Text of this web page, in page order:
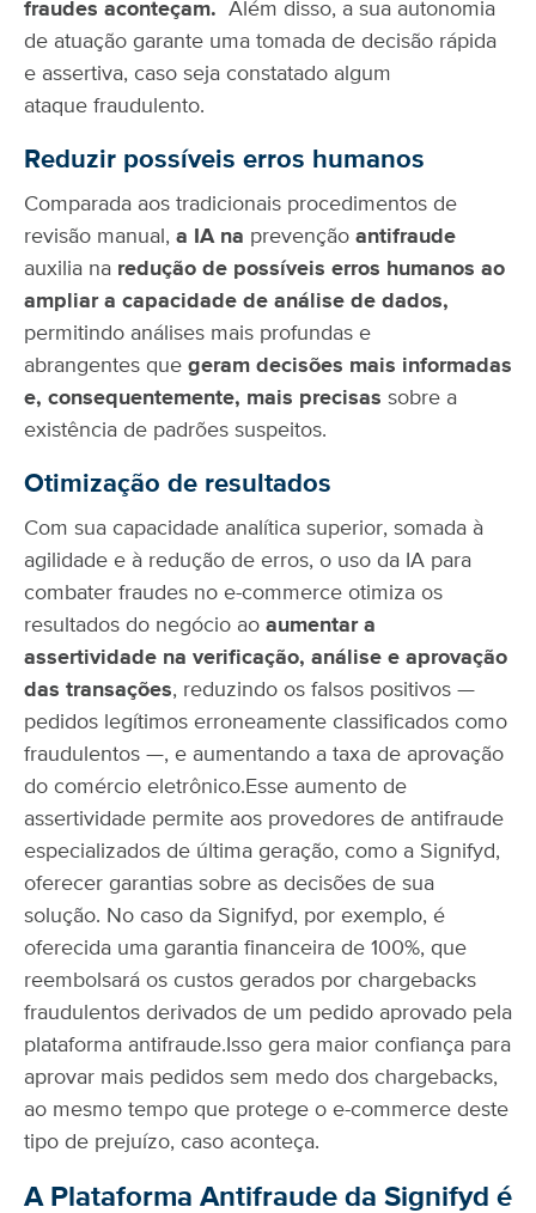
fraudes aconteçam.
Além disso, a sua autonomia
de atuação garante uma tomada de decisão rápida
e assertiva, caso seja constatado algum
ataque fraudulento.
Reduzir possíveis erros humanos
Comparada aos tradicionais procedimentos de
revisão manual, a IA na prevenção antifraude
auxilia na redução de possíveis erros humanos ao
ampliar a capacidade de análise de dados,
permitindo análises mais profundas e
abrangentes que geram decisões mais informadas
e, consequentemente, mais precisas sobre a
existência de padrões suspeitos.
Otimização de resultados
Com sua capacidade analítica superior, somada à
agilidade e à redução de erros, o uso da IA para
combater fraudes no e-commerce otimiza os
resultados do negócio ao aumentar a
assertividade na verificação, análise e aprovação
das transações, reduzindo os falsos positivos —
pedidos legítimos erroneamente classificados como
fraudulentos —, e aumentando a taxa de aprovação
do comércio eletrônico. Esse aumento de
assertividade permite aos provedores de antifraude
especializados de última geração, como a Signifyd,
oferecer garantias sobre as decisões de sua
solução. No caso da Signifyd, por exemplo, é
oferecida uma garantia financeira de 100%, que
reembolsará os custos gerados por chargebacks
fraudulentos derivados de um pedido aprovado pela
plataforma antifraude. Isso gera maior confiança para
aprovar mais pedidos sem medo dos chargebacks,
ao mesmo tempo que protege o e-commerce deste
tipo de prejuízo, caso aconteça.
A Plataforma Antifraude da Signifyd é